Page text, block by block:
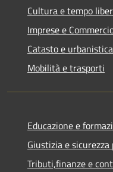
Cultura e tempo
Imprese e
Catasto e urbanistica
Mobilità e trasporti
Educazione e
Giustizia e sicurezza
Tributi,finanze e